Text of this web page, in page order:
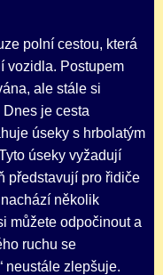
polní cestou, která
vozidla. Postupem
ale stále si
je cesta
úseky s hrbolatým
úseky vyžadují
představují pro řidiče
několik
můžete odpočinout a
ruchu se
neustále zlepšuje.